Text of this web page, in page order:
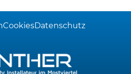
CookiesDatenschutz